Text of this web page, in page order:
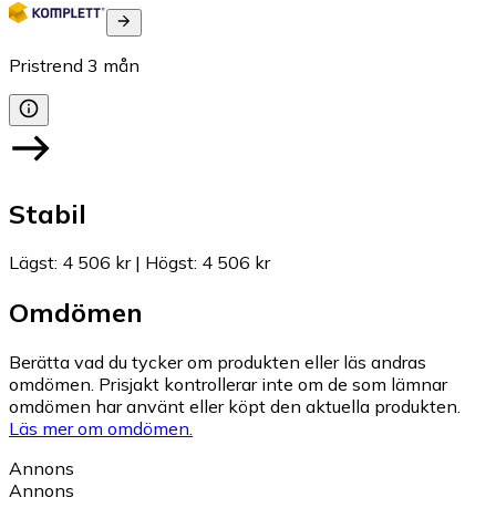
Pristrend 3 mån
Stabil
Lägst: 4 506 kr| Högst: 4 506 kr
Omdömen
Berätta vad du tycker om produkten eller läs andras
omdömen. Prisjakt kontrollerar inte om de som lämnar
omdömen har använt eller köpt den aktuella produkten.
Läs mer om omdömen.
Annons
Annons